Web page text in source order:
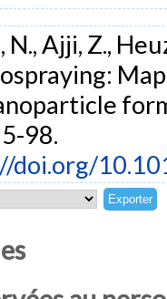
Ajji, Z.,
98.
doi.org/